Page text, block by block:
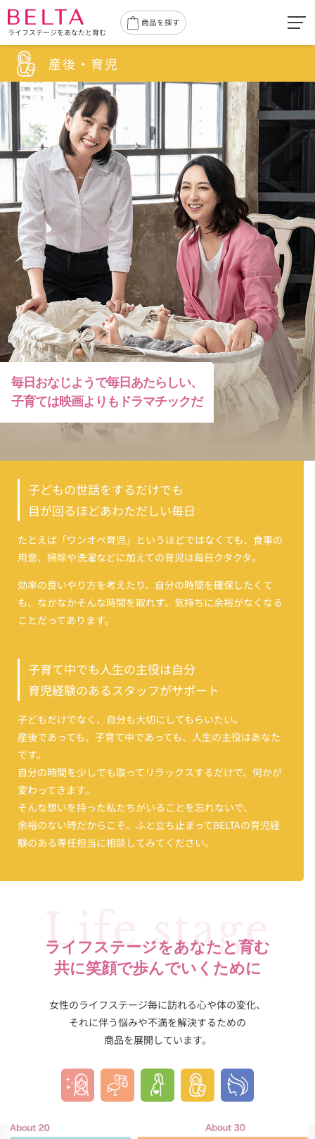
ライフステージをあなたと育む
商品を探す
産後・育児
毎日おなじようで毎日あたらしい、
子育ては映画よりも ドラマチックだ
子どもの世話をするだけでも
目が回るほどあわただしい毎日
たとえば「ワンオペ育児」というほどではなくても、食事の
用意、掃除や洗濯などに加えての育児は毎日クタクタ。
効率の良いやり方を考えたり、自分の時間を確保したくて
も、なかなかそんな時間を取れず、気持ちに余裕がなくなる
ことだってあります。
子育て中でも人生の主役は自分
育児経験のあるスタッフがサポート
子どもだけでなく、自分も大切にしてもらいたい。
産後であっても、子育て中であっても、人生の主役はあなた
です。
自分の時間を少しでも取ってリラックスするだけで、何かが
変わってきます。
そんな想いを持った私たちがいることを忘れないで、
余裕のない時だからこそ、ふと立ち止まってBELTAの育児経
験のある専任担当に相談してみてください。
Life stage
ライフステージをあなたと育む
共に笑顔で歩んでいくために
女性のライフステージ毎に訪れる心や体の変化、
それに伴う悩みや不満を解決するための
商品を展開しています。